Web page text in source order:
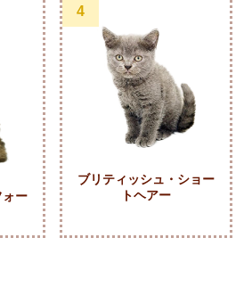
ォー
4
ブリティッシュ・ショー
トヘアー